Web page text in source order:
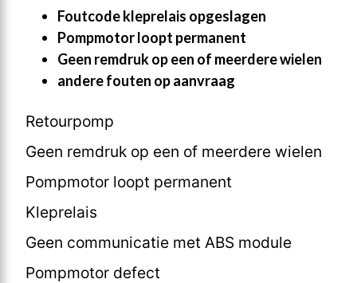
Foutcode kleprelais opgeslagen
Pompmotor loopt permanent
Geen remdruk op een of meerdere wielen
andere fouten op aanvraag
Retourpomp
Geen remdruk op een of meerdere wielen
Pompmotor loopt permanent
Kleprelais
Geen communicatie met ABS module
Pompmotor defect